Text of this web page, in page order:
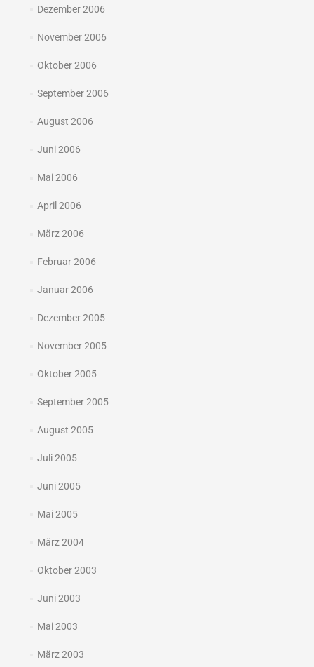
Dezember 2006
November 2006
Oktober 2006
September 2006
August 2006
Juni 2006
Mai 2006
April 2006
März 2006
Februar 2006
Januar 2006
Dezember 2005
November 2005
Oktober 2005
September 2005
August 2005
Juli 2005
Juni 2005
Mai 2005
März 2004
Oktober 2003
Juni 2003
Mai 2003
März 2003